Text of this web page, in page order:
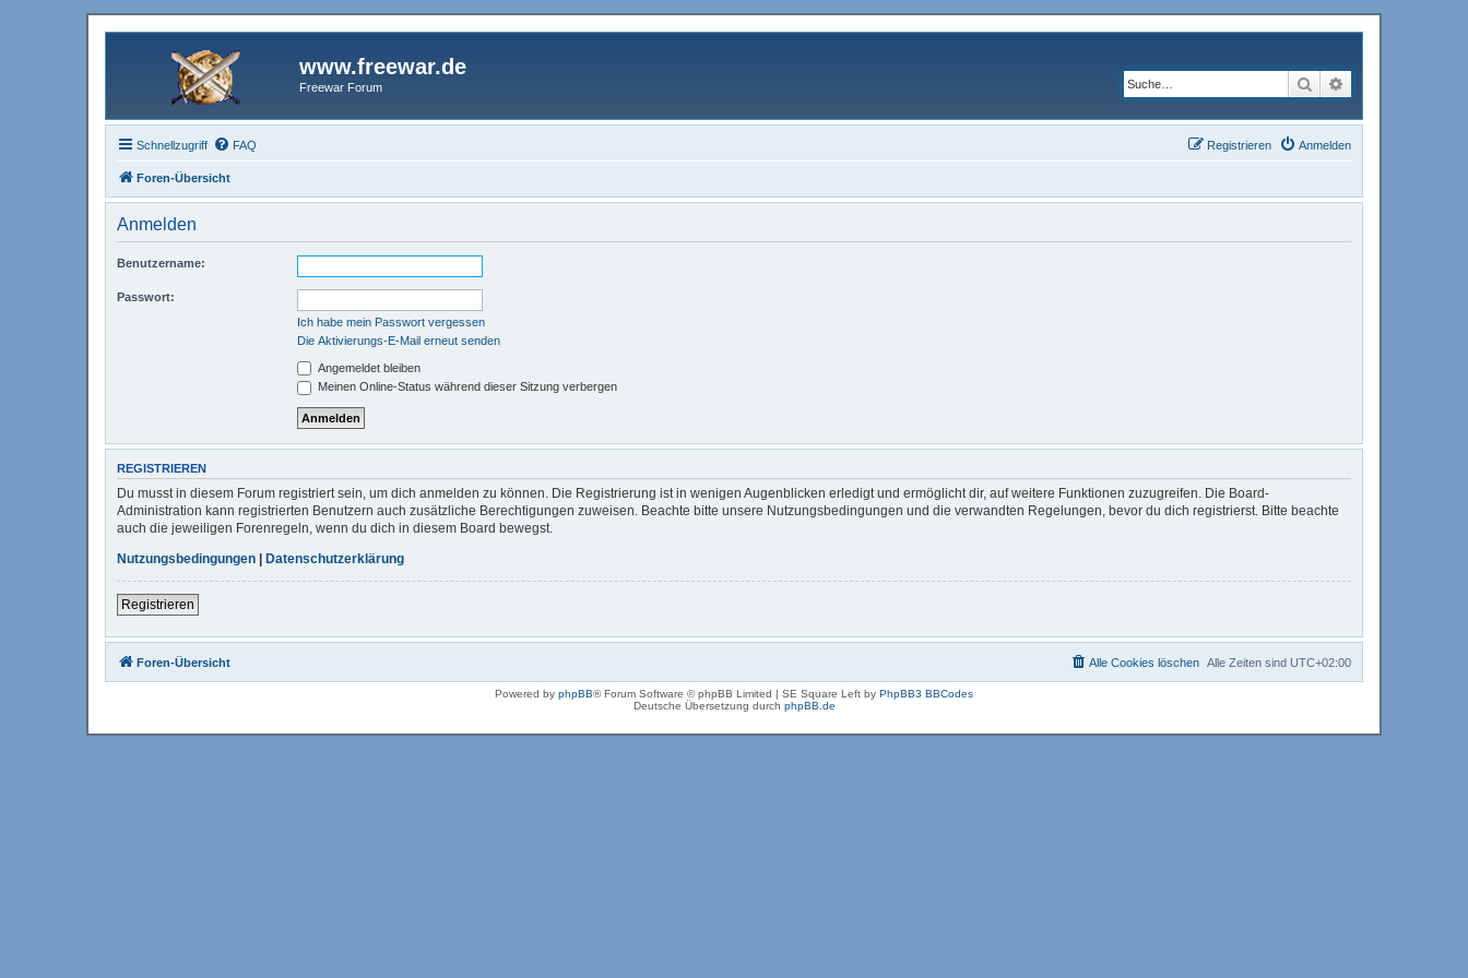
www.freewar.de
Freewar Forum Suche
Schnellzugriff FAQ Anmelden
Registrieren
Foren-Übersicht
Anmelden
Benutzername:
Passwort:
Ich habe mein Passwort vergessen
Die Aktivierungs-E-Mail erneut senden
Angemeldet bleiben
Meinen Online-Status während dieser Sitzung verbergen
REGISTRIEREN
Du musst in diesem Forum registriert sein, um dich anmelden zu können. Die Registrierung ist in wenigen Augenblicken erledigt und ermöglicht dir, auf weitere Funktionen zuzugreifen. Die Board-
Administration kann registrierten Benutzern auch zusätzliche Berechtigungen zuweisen. Beachte bitte unsere Nutzungsbedingungen und die verwandten Regelungen, bevor du dich registrierst. Bitte beachte
auch die jeweiligen Forenregeln, wenn du dich in diesem Board bewegst.
Nutzungsbedingungen
Datenschutzerklärung
Registrieren
Foren-Übersicht Alle Zeiten sind UTC+02:00
Alle Cookies löschen
Powered by phpBB® Forum Software © phpBB Limited | SE Square Left by PhpBB3 BBCodes
Deutsche Übersetzung durch phpBB.de